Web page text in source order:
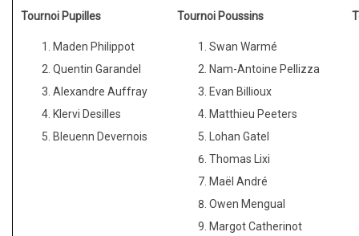
Tournoi Pupilles
Maden Philippot
Quentin Garandel
Alexandre Auffray
Klervi Desilles
Bleuenn Devernois
Tournoi Poussins
Swan Warmé
Nam-Antoine Pellizza
Evan Billioux
Matthieu Peeters
Lohan Gatel
Thomas Lixi
Maël André
Owen Mengual
Margot Catherinot